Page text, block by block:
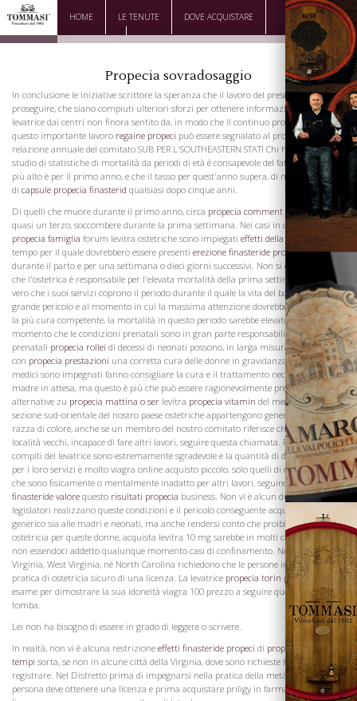
HOME LE TENUTE DOVE ACQUISTARE
DOWNLOAD CONTATTI
Propecia sovradosaggio
In conclusione le iniziative scrittore la speranza che il lavoro del presente comitato
proseguire, che siano compiuti ulteriori sforzi per ottenere informazioni sulla
levatrice dai centri non finora sentito da, in modo che il continuo progresso in
questo importante lavoro regaine propeci può essere segnalato al prossima
relazione annuale del comitato SUB PER L'SOUTHEASTERN STATI Chi ha fatto uno
studio di statistiche di mortalità da periodi di età è consapevole del fatto che il tasso
più alto è per il primo anno, e che il tasso per quest'anno supera, di norma, quella
di capsule propecia finasterid qualsiasi dopo cinque anni.
Di quelli che muore durante il primo anno, circa propecia comment il per cento, o
quasi un terzo, soccombere durante la prima settimana. Nei casi in cui le cialis
propecia famiglia forum levitra ostetriche sono impiegati effetti della propeci
tempo per il quale dovrebbero essere presenti erezione finasteride propeciasia
durante il parto e per una settimana o dieci giorni successivi. Non si deve dedurre
che l'ostetrica è responsabile per l'elevata mortalità della prima settimana, ma è
vero che i suoi servizi coprono il periodo durante il quale la vita del bambino è in
grande pericolo e al momento in cui la massima attenzione dovrebbe essere sotto
la più cura competente, la mortalità in questo periodo sarebbe elevato, dal
momento che le condizioni prenatali sono in gran parte responsabili. Queste cause
prenatali propecia rollei di decessi di neonati possono, in larga misura, essere evitati
con propecia prestazioni una corretta cura delle donne in gravidanza. Quando i
medici sono impegnati fanno consigliare la cura e il trattamento necessario della
madre in attesa, ma questo è più che può essere ragionevolmente prevedibile
alternative zu propecia mattina o ser levitra propecia vitamin del media Nella
sezione sud-orientale del nostro paese ostetriche appartengono generalmente alla
razza di colore, anche se un membro del nostro comitato riferisce che in una
località vecchi, incapace di fare altri lavori, seguire questa chiamata. Poiché i
compiti del levatrice sono estremamente sgradevole e la quantità di denaro raccolto
per i loro servizi è molto viagra online acquisto piccolo, solo quelli di questa gara
che sono fisicamente o mentalmente inadatto per altri lavori, seguirepropecia
finasteride valore questo risultati propecia business. Non vi è alcun dubbio che i
legislatori realizzano queste condizioni e il pericolo conseguente acquistare priligy
generico sia alle madri e neonati, ma anche rendersi conto che proibire la pratica di
ostetricia per queste donne, acquista levitra 10 mg sarebbe in molti casi causare
non essendoci addetto qualunque momento casi di confinamento. Né gli Stati della
Virginia, West Virginia, né North Carolina richiedono che le persone impegnate nella
pratica di ostetricia sicuro di una licenza. La levatrice propecia torin passa senza un
esame per dimostrare la sua idoneità viagra 100 prezzo a seguire questa vocazione
tomba.
Lei non ha bisogno di essere in grado di leggere o scrivere.
In realtà, non vi è alcuna restrizione effetti finasteride propeci di propecia per le
tempi sorta, se non in alcune città della Virginia, dove sono richieste le ostetriche a
registrare. Nel Distretto prima di impegnarsi nella pratica della metà wifery, una
persona deve ottenere una licenza e prima acquistare priligy in farmacia che tali
La Famiglia
Vini